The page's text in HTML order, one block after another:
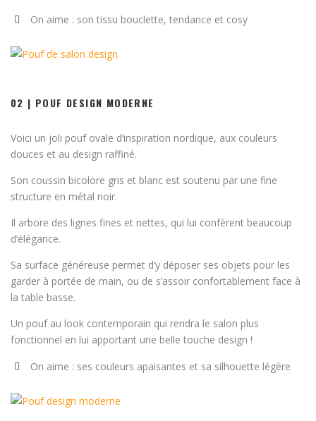
On aime : son tissu bouclette, tendance et cosy
02 | POUF DESIGN MODERNE
Voici un joli pouf ovale d’inspiration nordique, aux couleurs
douces et au design raffiné.
Son coussin bicolore gris et blanc est soutenu par une fine
structure en métal noir.
Il arbore des lignes fines et nettes, qui lui confèrent beaucoup
d’élégance.
Sa surface généreuse permet d’y déposer ses objets pour les
garder à portée de main, ou de s’assoir confortablement face à
la table basse.
Un pouf au look contemporain qui rendra le salon plus
fonctionnel en lui apportant une belle touche design !
On aime : ses couleurs apaisantes et sa silhouette légère